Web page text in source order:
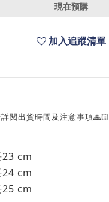
現在預購
加入追蹤清單
閱出貨時間及注意事項🙏🏻
cm
cm
cm